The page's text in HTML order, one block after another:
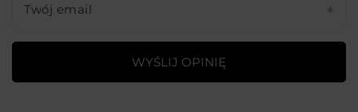
Twój email
WYŚLIJ OPINIĘ